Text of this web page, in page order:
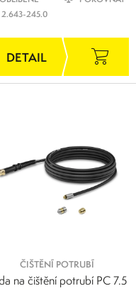
2.643-245.0
ČIŠTĚNÍ POTRUBÍ
na čištění potrubí PC 7.5